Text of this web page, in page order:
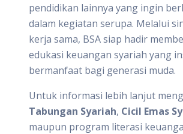
pendidikan lainnya yang ingin
dalam kegiatan serupa. Melalui
kerja sama, BSA siap hadir
edukasi keuangan syariah yang
bermanfaat bagi generasi muda.
Untuk informasi lebih lanjut
Tabungan Syariah, Cicil Emas
maupun program literasi